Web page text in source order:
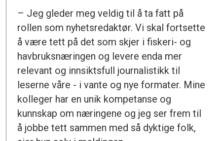
– Jeg gleder meg veldig til å ta fatt på
rollen som nyhetsredaktør. Vi skal fortsette
å være tett på det som skjer i fiskeri- og
havbruksnæringen og levere enda mer
relevant og innsiktsfull journalistikk til
leserne våre - i vante og nye formater. Mine
kolleger har en unik kompetanse og
kunnskap om næringene og jeg ser frem til
å jobbe tett sammen med så dyktige folk,